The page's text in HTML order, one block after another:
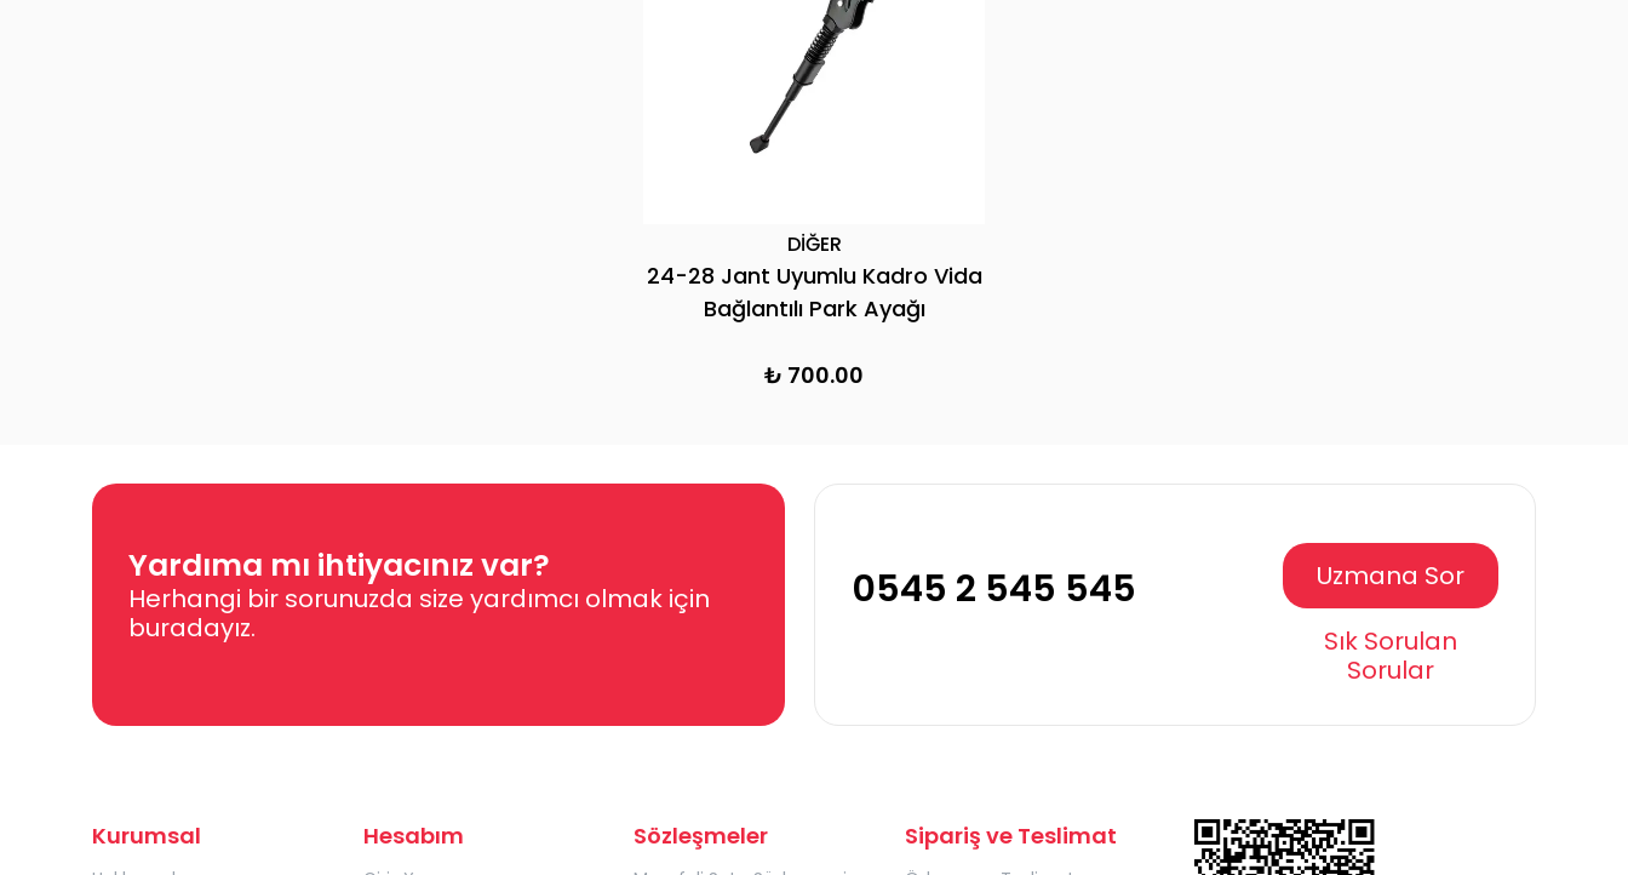
DİĞER
24-28 Jant Uyumlu Kadro Vida
Bağlantılı Park Ayağı
₺ 700.00
Yardıma mı ihtiyacınız var?
Herhangi bir sorunuzda size yardımcı olmak için
buradayız.
0545 2 545 545
Uzmana Sor
Sık Sorulan
Sorular
Kurumsal Hesabım Sözleşmeler Sipariş ve Teslimat